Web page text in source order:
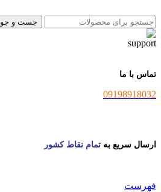
جست و جو
تماس با ما
09198918032
ارسال سریع به تمام نقاط کشور
فهرست